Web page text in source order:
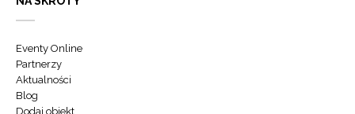
Eventy Online
Partnerzy
Aktualności
Blog
Dodaj obiekt